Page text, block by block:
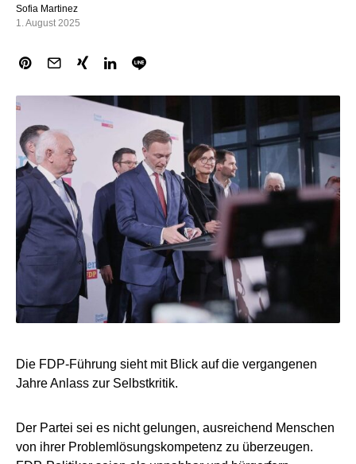
Sofia Martinez
1. August 2025
Die FDP-Führung sieht mit Blick auf die vergangenen
Jahre Anlass zur Selbstkritik.
Der Partei sei es nicht gelungen, ausreichend Menschen
von ihrer Problemlösungskompetenz zu überzeugen.